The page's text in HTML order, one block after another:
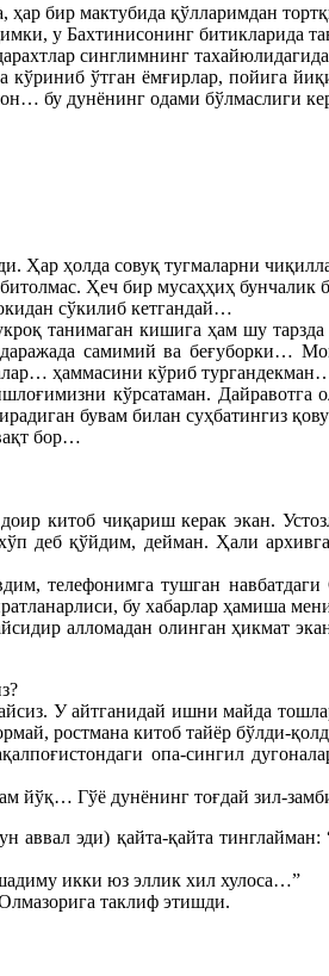
бир мактубида қўлларимдан
у Бахтинисонинг битикларида
синглимнинг
ўтган ёмғирлар, пойига
бу дунёнинг одами бўлмаслиги
Ҳар ҳолда совуқ тугмаларни
Ҳеч бир мусаҳҳиҳ
сўкилиб кетгандай…
танимаган кишига ҳам шу
самимий ва беғуборки…
ҳаммасини кўриб
кўрсатаман.
бувам билан суҳбатингиз
бор…
китоб чиқариш керак экан.
деб қўйдим, дейман. Ҳали
телефонимга тушган
бу хабарлар ҳамиша
алломадан олинган ҳикмат
У айтганидай ишни майда
ростмана китоб тайёр бўлди-
опа-сингил
йўқ… Гўё дунёнинг тоғдай зил-
аввал эди) қайта-қайта
икки юз эллик хил хулоса…”
таклиф этишди.